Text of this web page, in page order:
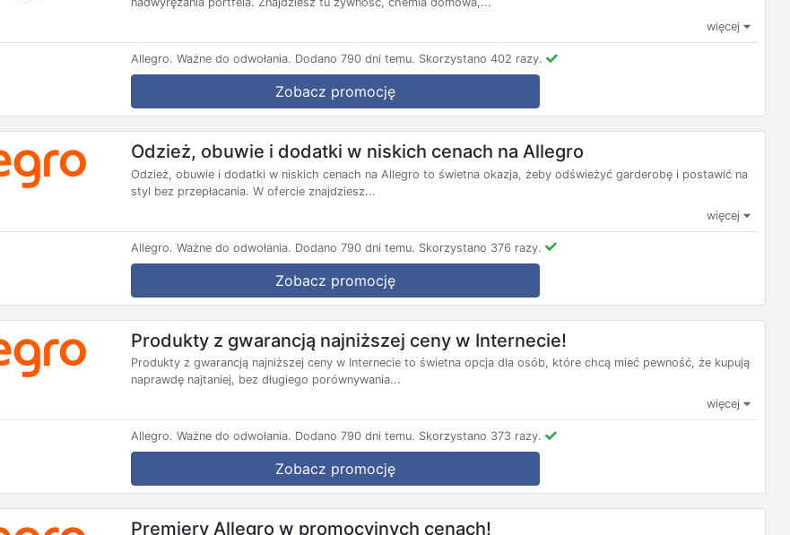
więcej
Allegro. Ważne do odwołania. Dodano 790 dni temu. Skorzystano 402 razy.
Zobacz promocję
Odzież, obuwie i dodatki w niskich cenach na Allegro
Odzież, obuwie i dodatki w niskich cenach na Allegro to świetna okazja, żeby odświeżyć garderobę i postawić na
styl bez przepłacania. W ofercie znajdziesz...
więcej
Allegro. Ważne do odwołania. Dodano 790 dni temu. Skorzystano 376 razy.
Zobacz promocję
Produkty z gwarancją najniższej ceny w Internecie!
Produkty z gwarancją najniższej ceny w Internecie to świetna opcja dla osób, które chcą mieć pewność, że kupują
naprawdę najtaniej, bez długiego porównywania...
więcej
Allegro. Ważne do odwołania. Dodano 790 dni temu. Skorzystano 373 razy.
Zobacz promocję
Premiery Allegro w promocyjnych cenach!